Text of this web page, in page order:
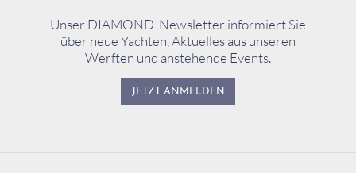
Unser DIAMOND-Newsletter informiert Sie
über neue Yachten, Aktuelles aus unseren
Werften und anstehende Events.
JETZT ANMELDEN